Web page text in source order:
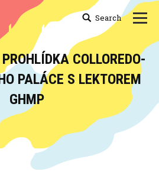
Search:
Search
COLLOREDO-
PALÁCE S LEKTOREM
GHMP